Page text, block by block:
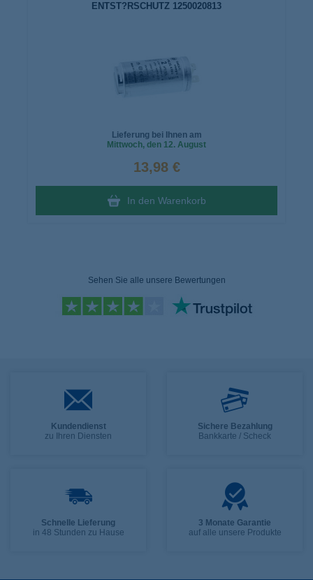
ENTST?RSCHUTZ 1250020813
Lieferung bei Ihnen am
Mittwoch, den 12. August
13,98 €
In den Warenkorb
Sehen Sie alle unsere Bewertungen
Kundendienst
zu Ihren Diensten
Sichere Bezahlung
Bankkarte / Scheck
Schnelle Lieferung
in 48 Stunden zu Hause
3 Monate Garantie
auf alle unsere Produkte